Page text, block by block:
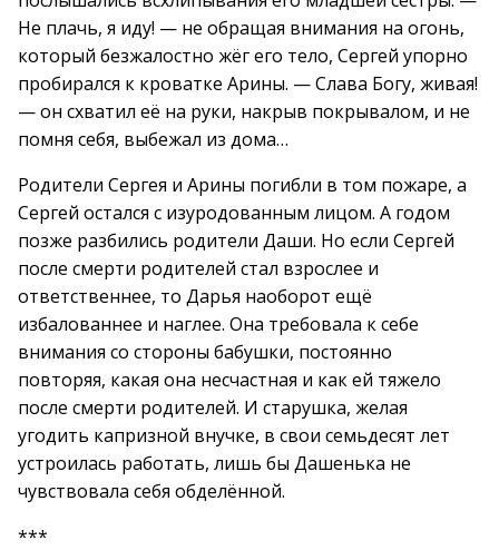
Не плачь, я иду! — не обращая внимания на огонь,
который безжалостно жёг его тело, Сергей упорно
пробирался к кроватке Арины. — Слава Богу, живая!
— он схватил её на руки, накрыв покрывалом, и не
помня себя, выбежал из дома…
Родители Сергея и Арины погибли в том пожаре, а
Сергей остался с изуродованным лицом. А годом
позже разбились родители Даши. Но если Сергей
после смерти родителей стал взрослее и
ответственнее, то Дарья наоборот ещё
избалованнее и наглее. Она требовала к себе
внимания со стороны бабушки, постоянно
повторяя, какая она несчастная и как ей тяжело
после смерти родителей. И старушка, желая
угодить капризной внучке, в свои семьдесят лет
устроилась работать, лишь бы Дашенька не
чувствовала себя обделённой.
***